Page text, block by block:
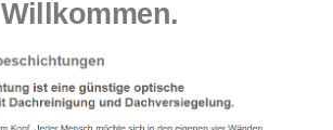
Willkommen.